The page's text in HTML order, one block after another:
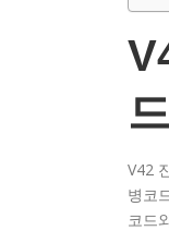
V42
병코
코드